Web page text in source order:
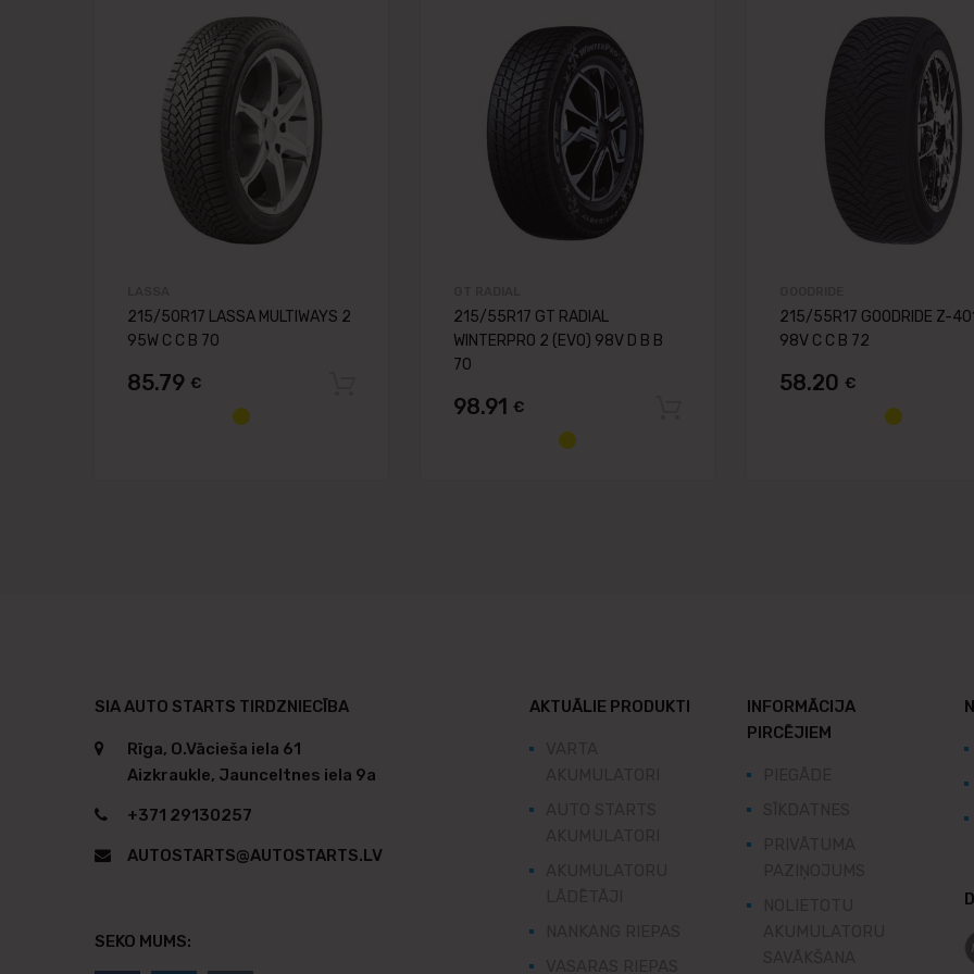
Pievienot salīdzināšanai
215/50R17 LASSA MULTIWAYS 2
95W C C B 70
85.79 €
215/55R17 GT RADIAL
WINTERPRO 2 (EVO) 98V D B B
70
98.91 €
215/55R17 GOODRIDE Z-
98V C C B 72
58.20 €
SIA AUTO STARTS TIRDZNIECĪBA
Rīga, O.Vācieša iela 61
Aizkraukle, Jaunceltnes iela 9a
+371 29130257
AUTOSTARTS@AUTOSTARTS.LV
SEKO MUMS:
AKTUĀLIE PRODUKTI
INFORMĀCIJA
PIRCĒJIEM